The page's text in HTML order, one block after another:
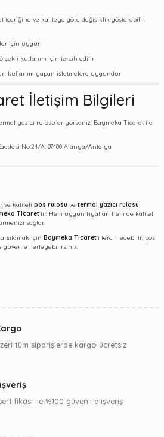
içeriğine ve kaliteye göre değişiklik gösterebilir.
için uygun
kullanım için tercih edilir
kullanım yapan işletmelere uygundur
İletişim Bilgileri
yazıcı rulosu arıyorsanız, Baymeka Ticaret ile
No:24/A, 07400 Alanya/Antalya
ve kaliteli pos rulosu ve termal yazıcı rulosu
Ticaret’tir. Hem uygun fiyatları hem de kaliteli
sağlar.
için Baymeka Ticaret’i tercih edebilir, pos
güvenle ilerleyebilirsiniz.
tüm siparişlerde kargo ücretsiz
ile %100 güvenli alışveriş